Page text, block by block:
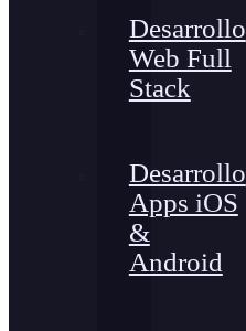
Desarrollo
Web Full
Stack
Desarrollo
Apps iOS
&
Android